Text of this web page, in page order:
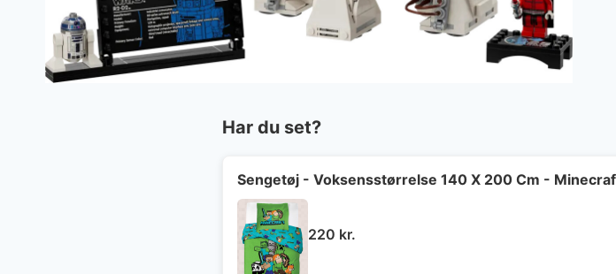
Har du set?
Sengetøj - Voksensstørrelse 140 X 200 Cm -
220 kr.